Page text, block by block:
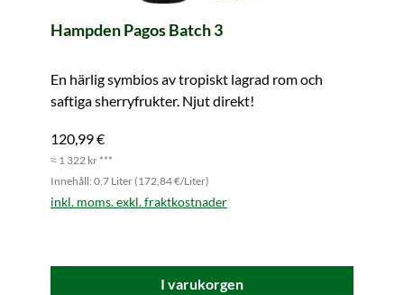
Hampden Pagos Batch 3
En härlig symbios av tropiskt lagrad rom och
saftiga sherryfrukter. Njut direkt!
120,99 €
≈ 1 322 kr ***
Innehåll: 0.7 Liter (172,84 €/Liter)
inkl. moms. exkl. fraktkostnader
I varukorgen